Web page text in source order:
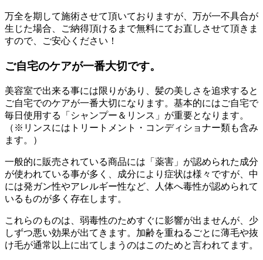
万全を期して施術させて頂いておりますが、万が一不具合が
生じた場合、ご納得頂けるまで無料にてお直しさせて頂きま
すので、ご安心ください！
ご自宅のケアが一番大切です。
美容室で出来る事には限りがあり、髪の美しさを追求すると
ご自宅でのケアが一番大切になります。基本的にはご自宅で
毎日使用する「シャンプー＆リンス」が重要となります。
（※リンスにはトリートメント・コンディショナー類も含み
ます。）
一般的に販売されている商品には「薬害」が認められた成分
が使われている事が多く、成分により症状は様々ですが、中
には発ガン性やアレルギー性など、人体へ毒性が認められて
いるものが多く存在します。
これらのものは、弱毒性のためすぐに影響が出ませんが、少
しずつ悪い効果が出てきます。加齢を重ねるごとに薄毛や抜
け毛が通常以上に出てしまうのはこのためと言われてます。